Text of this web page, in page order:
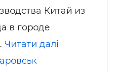
Китай из
в городе
Читати далі